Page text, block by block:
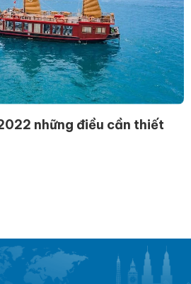
những điều cần thiết